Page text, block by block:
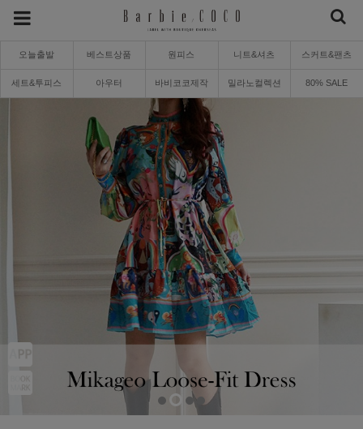
오늘출발 베스트상품 원피스 니트&셔츠 스커트&팬츠
세트&투피스 아우터 바비코코제작 밀라노컬렉션 80% SALE